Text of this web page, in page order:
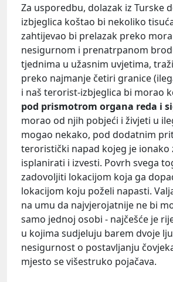
Za usporedbu, dolazak iz Turske
izbjeglica koštao bi nekoliko
zahtijevao bi prelazak preko
nesigurnom i prenatrpanom
tjednima u užasnim uvjetima,
preko najmanje četiri granice
i naš terorist-izbjeglica bi morao
pod prismotrom organa reda i
morao od njih pobjeći i živjeti u
mogao nekako, pod dodatnim
teroristički napad kojeg je ionako
isplanirati i izvesti. Povrh svega
zadovoljiti lokacijom koja ga
lokacijom koju poželi napasti.
na umu da najvjerojatnije ne bi
samo jednoj osobi - najčešće je
u kojima sudjeluju barem dvoje
nesigurnost o postavljanju
mjesto se višestruko pojačava.